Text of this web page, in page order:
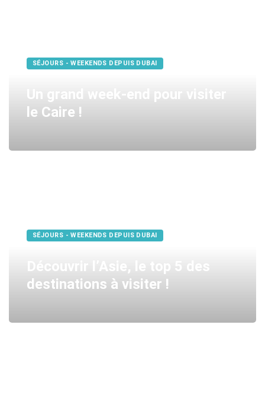
SÉJOURS - WEEKENDS DEPUIS DUBAI
Un grand week-end pour visiter
le Caire !
SÉJOURS - WEEKENDS DEPUIS DUBAI
Découvrir l’Asie, le top 5 des
destinations à visiter !